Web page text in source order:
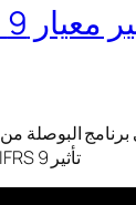
تأثير IFRS 9 على البنوك الخليجية